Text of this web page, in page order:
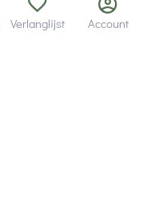
buitenland.
Verlanglijst Account